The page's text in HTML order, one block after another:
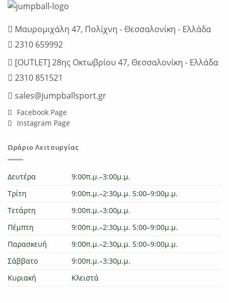
Μαυρομιχάλη 47, Πολίχνη - Θεσσαλονίκη - Ελλάδα
2310 659992
[OUTLET] 28ης Οκτωβρίου 47, Θεσσαλονίκη - Ελλάδα
2310 851521
sales@jumpballsport.gr
Facebook Page
Instagram Page
Ωράριο Λειτουργίας
Δευτέρα
9:00π.μ.–3:00μ.μ.
Τρίτη
9:00π.μ.–2:30μ.μ. 5:00–9:00μ.μ.
Τετάρτη
9:00π.μ.–3:00μ.μ.
Πέμπτη
9:00π.μ.–2:30μ.μ. 5:00–9:00μ.μ.
Παρασκευή
9:00π.μ.–2:30μ.μ. 5:00–9:00μ.μ.
Σάββατο
9:00π.μ.–3:30μ.μ.
Κυριακή
Κλειστά